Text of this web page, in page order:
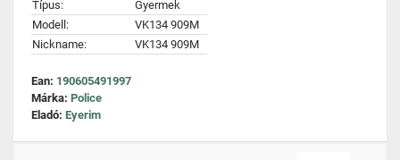
Típus:
Gyermek
Modell:
VK134 909M
Nickname:
VK134 909M
Ean: 190605491997
Márka: Police
Eladó: Eyerim